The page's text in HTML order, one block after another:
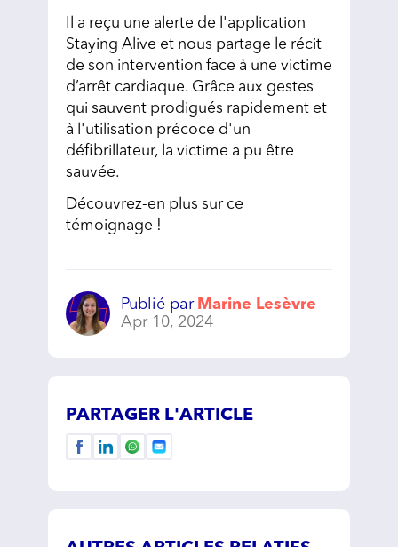
Il a reçu une alerte de l'application
Staying Alive et nous partage le récit
de son intervention face à une victime
d’arrêt cardiaque. Grâce aux gestes
qui sauvent prodigués rapidement et
à l'utilisation précoce d'un
défibrillateur, la victime a pu être
sauvée.
Découvrez-en plus sur ce
témoignage !
Publié par Marine Lesèvre
Apr 10, 2024
PARTAGER L'ARTICLE